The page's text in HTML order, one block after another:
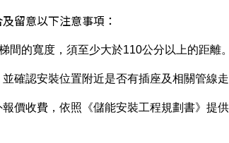
留意以下注意事項：
間的寬度，須至少大於110公分以上的距離。
確認安裝位置附近是否有插座及相關管線
價收費，依照《儲能安裝工程規劃書》提